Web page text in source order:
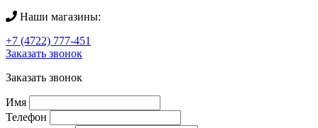
Наши магазины:
+7 (4722) 777-451
Заказать звонок
Заказать звонок
Имя
Телефон